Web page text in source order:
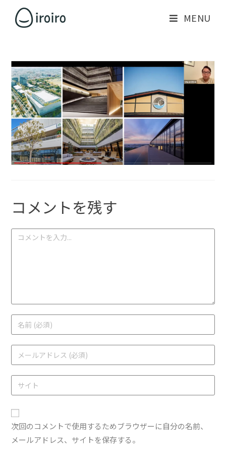
MENU
コメントを残す
次回のコメントで使用するためブラウザーに自分の名前、
メールアドレス、サイトを保存する。